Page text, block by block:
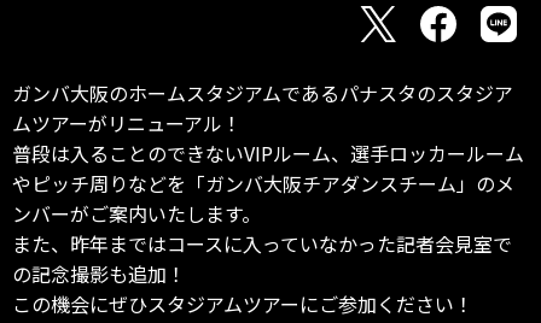
ガンバ大阪のホームスタジアムであるパナスタのスタジア
ムツアーがリニューアル！
普段は入ることのできないVIPルーム、選手ロッカールーム
やピッチ周りなどを「ガンバ大阪チアダンスチーム」のメ
ンバーがご案内いたします。
また、昨年まではコースに入っていなかった記者会見室で
の記念撮影も追加！
この機会にぜひスタジアムツアーにご参加ください！